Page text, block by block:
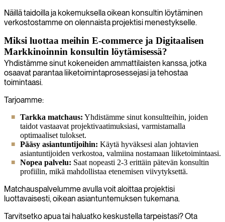
Näillä taidoilla ja kokemuksella oikean konsultin löytäminen
verkostostamme on olennaista projektisi menestykselle.
Miksi luottaa meihin E-commerce ja Digitaalisen
Markkinoinnin konsultin löytämisessä?
Yhdistämme sinut kokeneiden ammattilaisten kanssa, jotka
osaavat parantaa liiketoimintaprosessejasi ja tehostaa
toimintaasi.
Tarjoamme:
Tarkka matchaus: Yhdistämme sinut konsultteihin, joiden
taidot vastaavat projektivaatimuksiasi, varmistamalla
optimaaliset tulokset.
Pääsy asiantuntijoihin: Käytä hyväksesi alan johtavien
asiantuntijoiden verkostoa, valmiina nostamaan liiketoimintaasi.
Nopea palvelu: Saat nopeasti 2-3 erittäin pätevän konsultin
profiilin, mikä mahdollistaa etenemisen viivytyksettä.
Matchauspalvelumme avulla voit aloittaa projektisi
luottavaisesti, oikean asiantuntemuksen tukemana.
Tarvitsetko apua tai haluatko keskustella tarpeistasi? Ota